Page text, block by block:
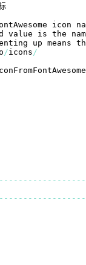
icon
value is the
up means
/icons /
-- -- -- -- -- -- -- --
-- -- -- -- -- -- -- --